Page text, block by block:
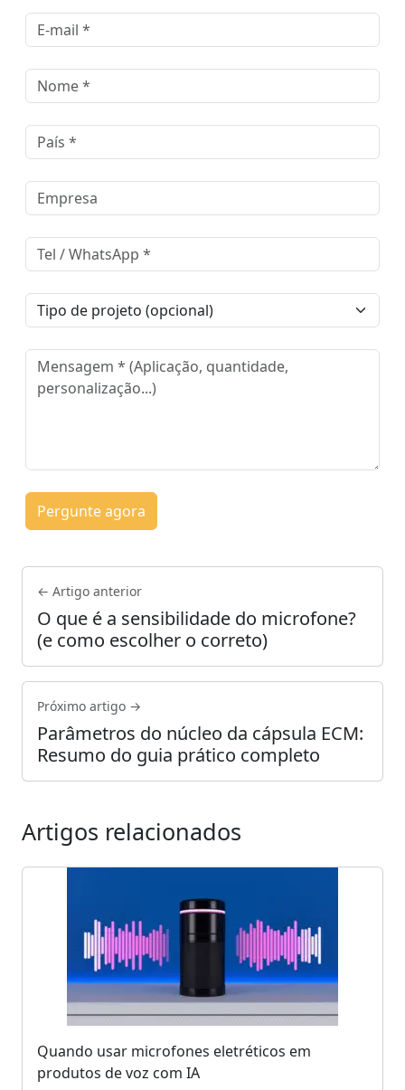
Pergunte agora
← Artigo anterior
O que é a sensibilidade do microfone?
(e como escolher o correto)
Próximo artigo →
Parâmetros do núcleo da cápsula ECM:
Resumo do guia prático completo
Artigos relacionados
Quando usar microfones eletréticos em
produtos de voz com IA